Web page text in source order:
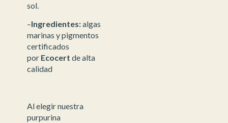
sol.
–Ingredientes:algas
marinas y pigmentos
certificados
porEcocert de alta
calidad
Al elegir nuestra
purpurina